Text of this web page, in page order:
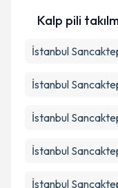
Kalp pili
İstanbul
İstanbul
İstanbul
İstanbul
İstanbul